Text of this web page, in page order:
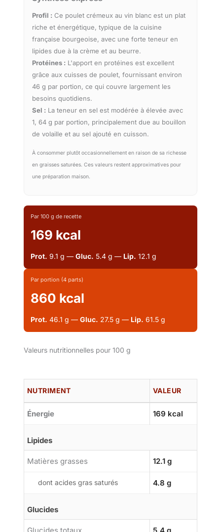
Profil : Ce poulet crémeux au vin blanc est un plat
riche et énergétique, typique de la cuisine
française bourgeoise, avec une forte teneur en
lipides due à la crème et au beurre.
Protéines : L'apport en protéines est excellent
grâce aux cuisses de poulet, fournissant environ
46 g par portion, ce qui couvre largement les
besoins quotidiens.
Sel : La teneur en sel est modérée à élevée avec
1, 64 g par portion, principalement due au bouillon
de volaille et au sel ajouté en cuisson.
À consommer plutôt occasionnellement en raison de sa richesse
en graisses saturées. Ces valeurs restent approximatives pour
une préparation maison.
Par 100 g de recette
169 kcal
Prot. 9.1 g — Gluc. 5.4 g — Lip. 12.1 g
Par portion (4 parts)
860 kcal
Prot. 46.1 g — Gluc. 27.5 g — Lip. 61.5 g
Valeurs nutritionnelles pour 100 g
NUTRIMENT VALEUR
Énergie 169 kcal
Lipides
Matières grasses 12.1 g
dont acides gras saturés 4.8 g
Glucides